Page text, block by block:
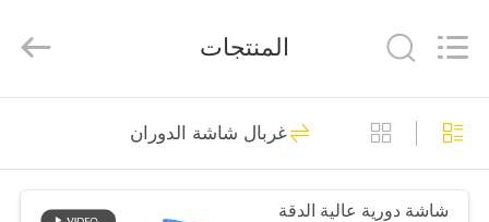
المنزل
المنتجات
Machine
Co.,Ltd.
آلة شاشة فيبرو
145
المنتجات
غربال شاشة الدوران
شاشة دورية عالية الدقة